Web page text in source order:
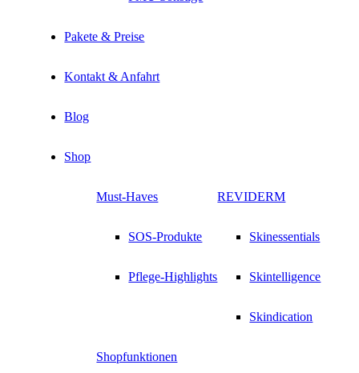
Pakete & Preise
Kontakt & Anfahrt
Blog
Shop
Must-Haves
SOS-Produkte
Pflege-Highlights
REVIDERM
Skinessentials
Skintelligence
Skindication
Shopfunktionen